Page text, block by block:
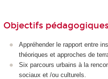
Objectifs
Appréhender le rapport entre
théoriques et approches de
Six parcours urbains à la
sociaux et /ou culturels.